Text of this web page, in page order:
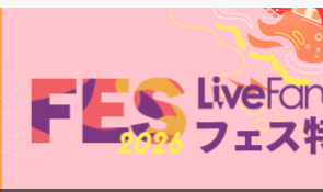
2026
【ライブ動員ランキング】2026年上半期編発表！